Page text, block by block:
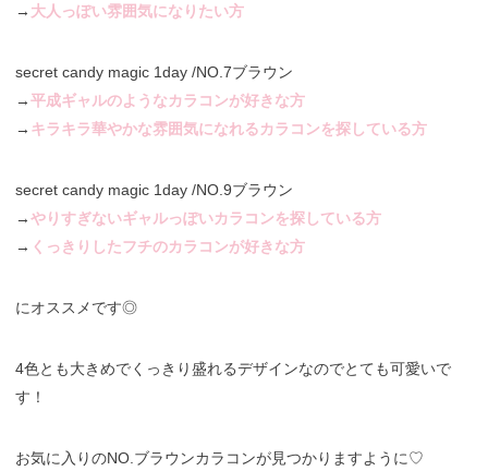
→ 大人っぽい雰囲気になりたい方
secret candy magic 1day /NO.7ブラウン
→平成ギャルのようなカラコンが好きな方
→ キラキラ華やかな雰囲気になれるカラコンを探している方
secret candy magic 1day /NO.9ブラウン
→やりすぎないギャルっぽいカラコンを探している方
→ くっきりしたフチのカラコンが好きな方
にオススメです◎
4色とも大きめでくっきり盛れるデザインなのでとても可愛いで
す！
お気に入りのNO.ブラウンカラコンが見つかりますように♡